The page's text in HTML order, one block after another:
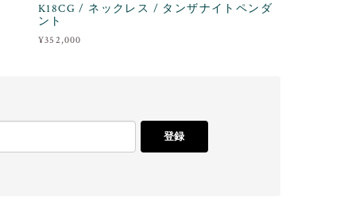
K18CG / ネックレス / タンザナイトペンダ
ント
¥352,000
登録